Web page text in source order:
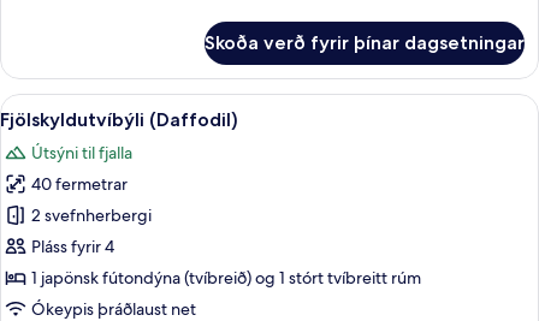
(Dandelion)
Skoða verð fyrir þínar dagsetningar
Skoða
allar
myndir
fyrir
Fjölskyldutvíbýli
(Daffodil)
Fjölskyldutvíbýli (Daffodil) | Ókeypis
9
Fjölskyldutvíbýli (Daffodil)
Útsýni til fjalla
40 fermetrar
2 svefnherbergi
Pláss fyrir 4
1 japönsk fútondýna (tvíbreið) og 1 stórt tvíbreitt rúm
Ókeypis þráðlaust net